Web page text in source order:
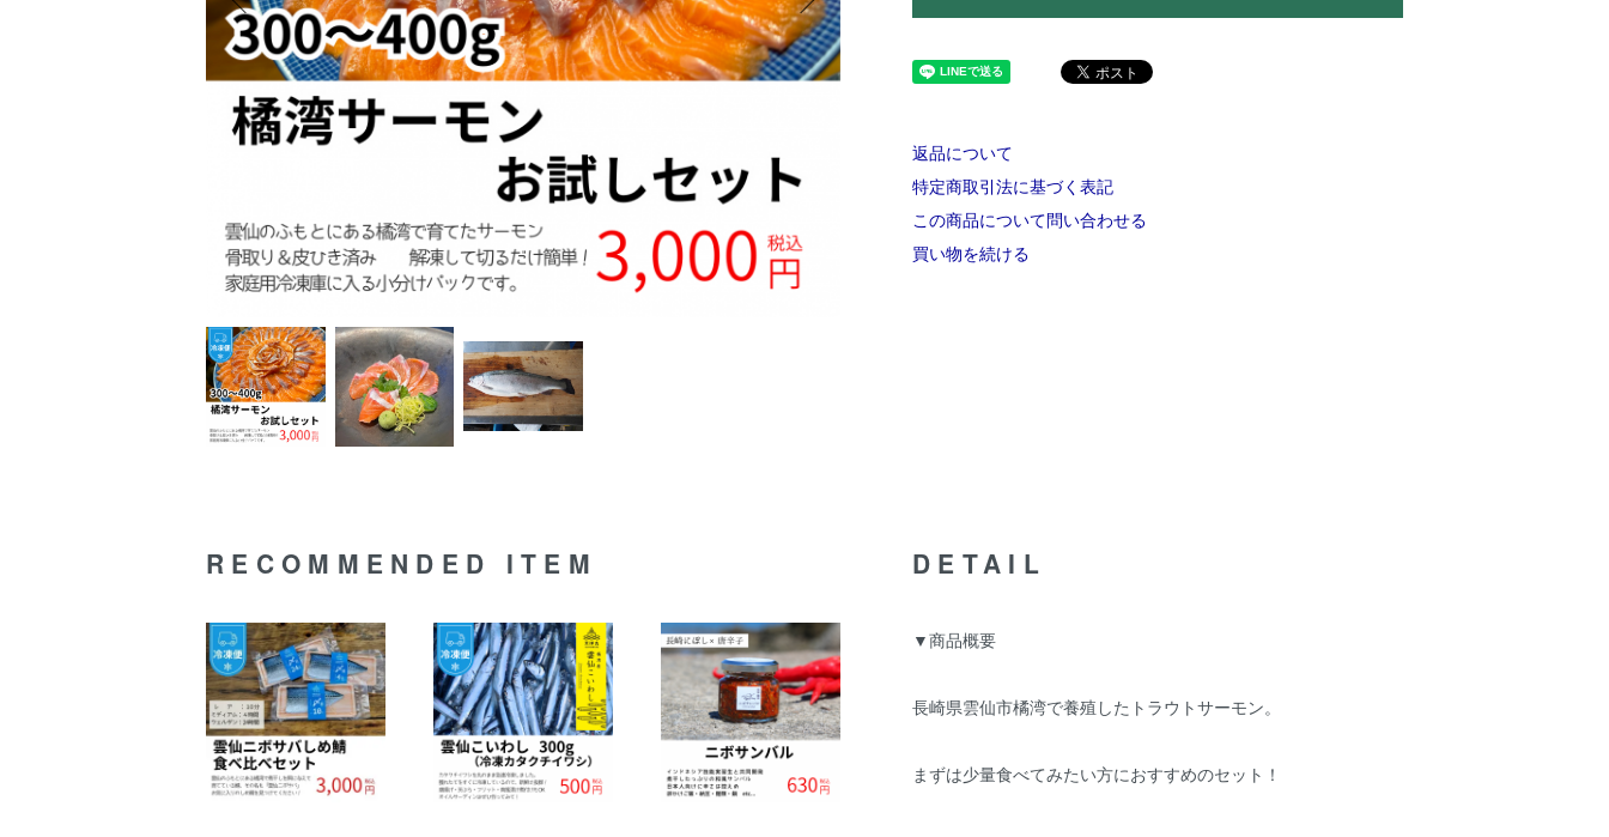
返品について
特定商取引法に基づく表記
この商品について問い合わせる
買い物を続ける
DETAIL
▼商品概要
長崎県雲仙市橘湾で養殖したトラウトサーモン。
まずは少量食べてみたい方におすすめのセット！
RECOMMENDED ITEM